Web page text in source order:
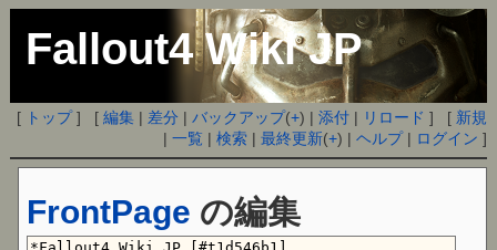
Fallout4 Wiki JP
[ トップ] [編集 | 差分 |バックアップ(+) |添付 | リロード ] [ 新規
|一覧 |検索 |最終更新(+) |ヘルプ| ログイン ]
FrontPage の編集